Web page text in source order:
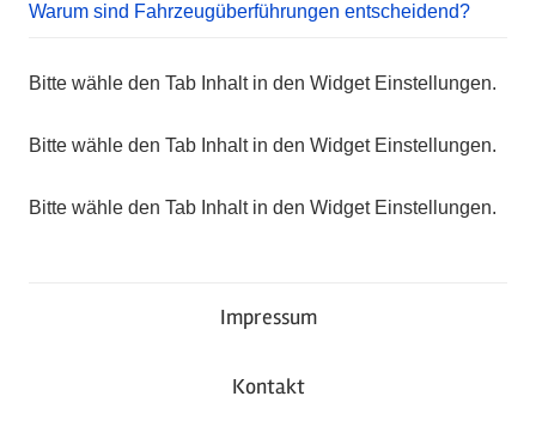
Warum sind Fahrzeugüberführungen entscheidend?
Bitte wähle den Tab Inhalt in den Widget Einstellungen.
Bitte wähle den Tab Inhalt in den Widget Einstellungen.
Bitte wähle den Tab Inhalt in den Widget Einstellungen.
Impressum
Kontakt